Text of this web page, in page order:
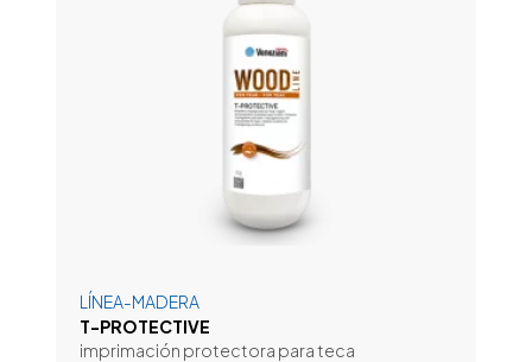
LÍNEA-MADERA
T-PROTECTIVE
imprimación protectora para teca